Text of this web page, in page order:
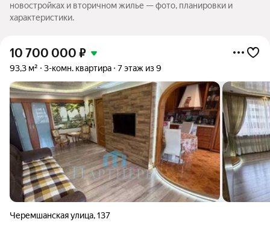
новостройках и вторичном жилье — фото, планировки и
характеристики.
10 700 000 ₽
93,3 м² 3-комн. квартира 7 этаж из 9
Черемшанская улица,137